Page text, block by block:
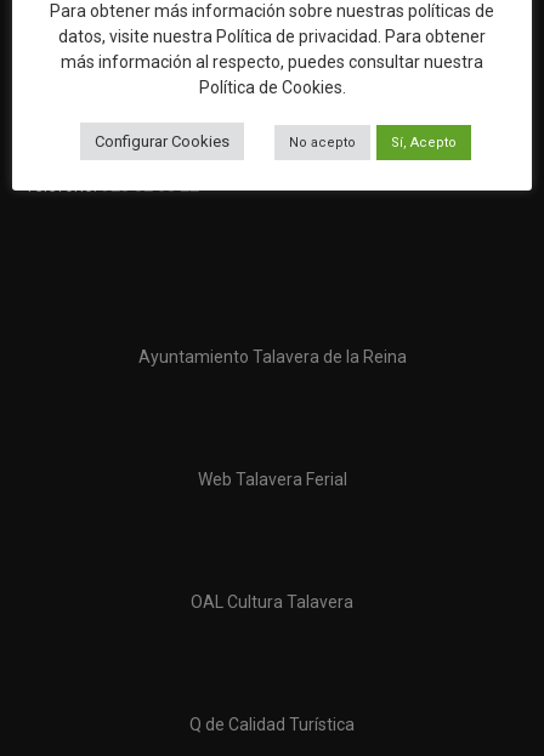
la Reina
OFICINA DE TURISMO
Ronda del Cañillo, s/n
45600 Talavera de la Reina (Toledo)
oficinaturismo@talavera.org
Teléfono:925 82 63 22
Ayuntamiento Talavera de la Reina
Web Talavera Ferial
OAL Cultura Talavera
Q de Calidad Turística
Para obtener más información sobre nuestras políticas de
datos, visite nuestra Política de privacidad. Para obtener
más información al respecto, puedes consultar nuestra
Política de Cookies.
Configurar Cookies No acepto Sí, Acepto